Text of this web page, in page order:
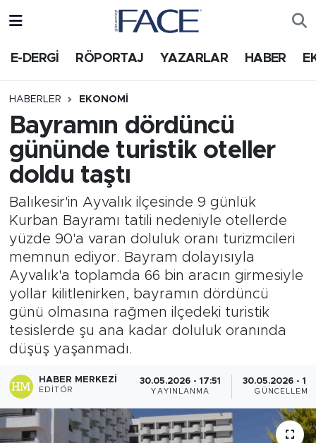
E-DERGİ RÖPORTAJ YAZARLAR HABER
HABERLER EKONOMI
Bayramın dördüncü
gününde turistik oteller
doldu taştı
Balıkesir'in Ayvalık ilçesinde 9 günlük
Kurban Bayramı tatili nedeniyle otellerde
yüzde 90'a varan doluluk oranı turizmcileri
memnun ediyor. Bayram dolayısıyla
Ayvalık'a toplamda 66 bin aracın girmesiyle
yollar kilitlenirken, bayramın dördüncü
günü olmasına rağmen ilçedeki turistik
tesislerde şu ana kadar doluluk oranında
düşüş yaşanmadı.
HABER MERKEZI
EDITÖR
30.05.2026 - 17:51
YAYINLANMA
30.05.2026 -
GÜNCELLEME
HABER
Nöbetçi Eczaneler
Trafik Durumu
Süper Lig Puan Durumu ve Fikstür
Tüm Manşetler
Son Dakika Haberleri
Haber Arşivi